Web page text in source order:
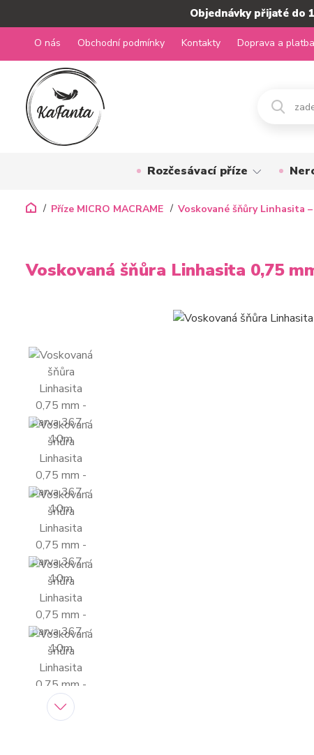
Objednávky přijaté do
O nás Obchodní podmínky Kontakty Doprava a platba
Rozčesávací příze
Příze MICRO MACRAME Voskované šňůry Linhasita
Voskovaná šňůra Linhasita 0,75